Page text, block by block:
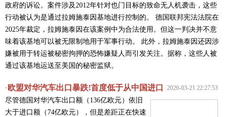
政府的诉讼。案件涉及2012年针对也门目标的致命无人机袭击，这些
行动被认为是通过拉姆施泰因基地进行控制的。 德国联邦宪法法院在
2025年裁定，拉姆施泰因在该案例中为合法使用。但这一判决并不意
味着该基地可以被无限制地用于军事行动。 此外，拉姆施泰因还因涉
嫌被用于转运被秘密拘押的恐怖嫌疑人而引发关注。据称，这些人被
通过该基地运送至美国的秘密监狱。
2026-03-21 22:27:53
· 欧盟对华汽车出口暴跌!首度低于从中国进口
尽管德国对华汽车出口额（136亿欧元）依旧
大于进口额（74亿欧元），但是差距正在快速